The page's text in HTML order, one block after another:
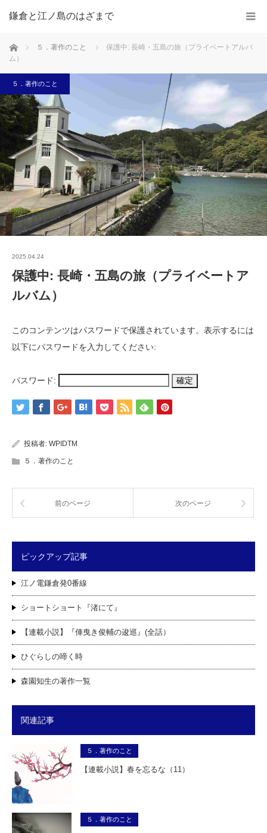
鎌倉と江ノ島のはざまで
ホーム ５．著作のこと
保護中: 長崎・五島の旅（プライベートアルバ
ム）
５．著作のこと
2025.04.24
保護中: 長崎・五島の旅（プライベートア
ルバム）
このコンテンツはパスワードで保護されています。表示するには
以下にパスワードを入力してください:
パスワード:
投稿者: WPIDTM
５．著作のこと
前のページ 次のページ
ピックアップ記事
江ノ電鎌倉発0番線
ショートショート『渚にて』
【連載小説】『俥曳き俊輔の逡巡』(全話）
ひぐらしの啼く時
森園知生の著作一覧
関連記事
５．著作のこと
【連載小説】春を忘るな（11）
５．著作のこと